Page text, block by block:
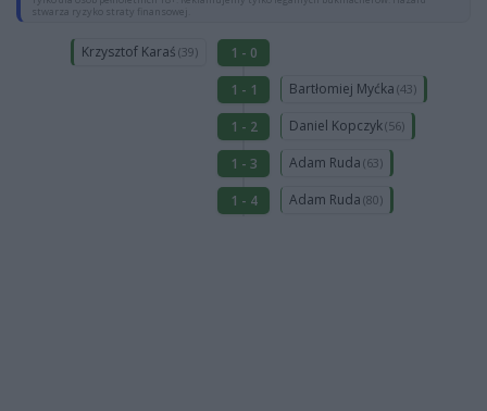
stwarza ryzyko straty finansowej.
Krzysztof Karaś (39)
1 - 0
1 - 1
Bartłomiej Myćka (43)
1 - 2 Daniel Kopczyk(56)
1 - 3 Adam Ruda (63)
1 - 4 Adam Ruda (80)